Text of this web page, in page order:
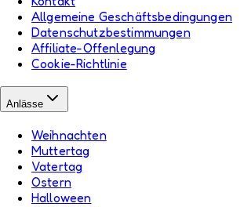
Allgemeine Geschäftsbedingungen
Datenschutzbestimmungen
Affiliate-Offenlegung
Cookie-Richtlinie
Anlässe
Weihnachten
Muttertag
Vatertag
Ostern
Halloween